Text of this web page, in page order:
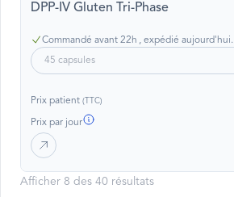
DPP-IV Gluten Tri-Phase
Commandé avant 22h , expédié aujourd'hui.
45 capsules
Prix patient (TTC)
Prix par jour
Afficher 8 des 40 résultats